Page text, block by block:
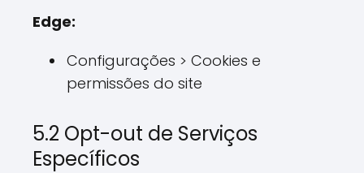
Edge:
Configurações > Cookies e
permissões do site
5.2 Opt-out de Serviços
Específicos